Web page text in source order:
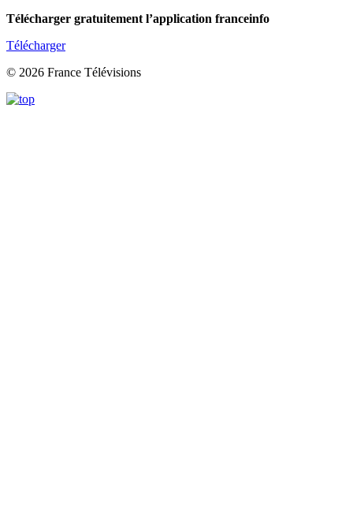
Télécharger gratuitement l’application franceinfo
Télécharger
© 2026 France Télévisions